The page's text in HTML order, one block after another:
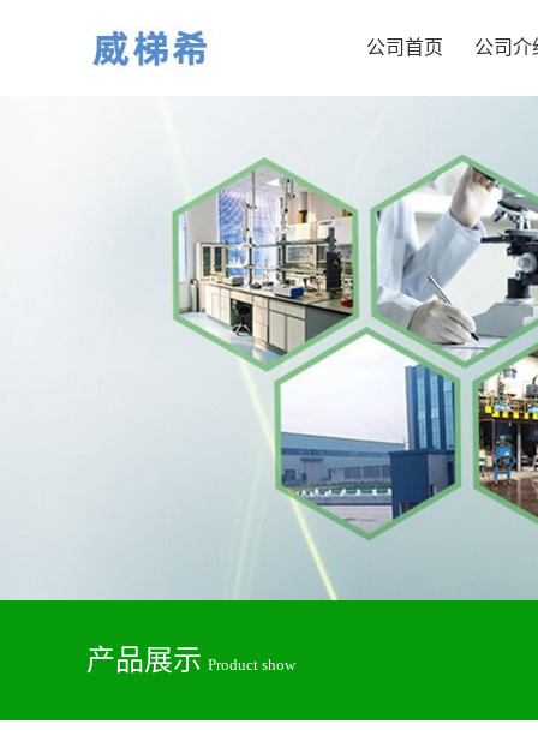
公司首页 公司介
产品展示 Product show